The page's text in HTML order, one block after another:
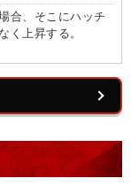
合、そこにハッチ
く上昇する。